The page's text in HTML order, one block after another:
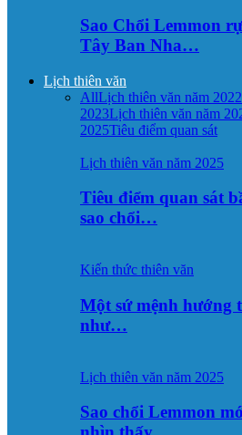
Sao Chổi Lemmon
Tây Ban Nha…
Lịch thiên văn
AllLịch thiên văn năm 2022
2023Lịch thiên văn năm
2025Tiêu điểm quan sát
Lịch thiên văn năm 2025
Tiêu điểm quan sát
sao chổi…
Kiến thức thiên văn
Một sứ mệnh hướng
như…
Lịch thiên văn năm 2025
Sao chổi Lemmon